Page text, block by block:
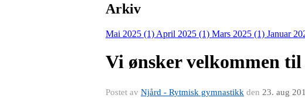
Arkiv
Mai 2025 (1) April 2025 (1) Mars 2025 (1) Januar
Vi ønsker velkommen til
Postet av Njård - Rytmisk gymnastikk den 23. aug